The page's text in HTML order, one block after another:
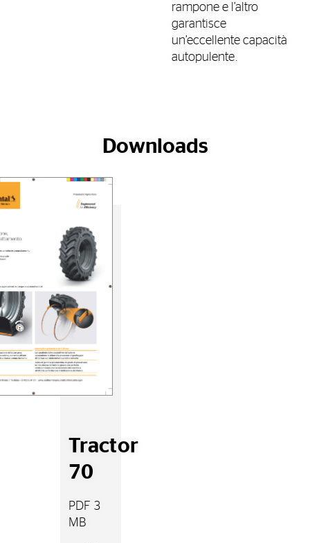
rampone e l’altro
garantisce
un’eccellente capacità
autopulente.
Downloads
Tractor
70
PDF 3
MB